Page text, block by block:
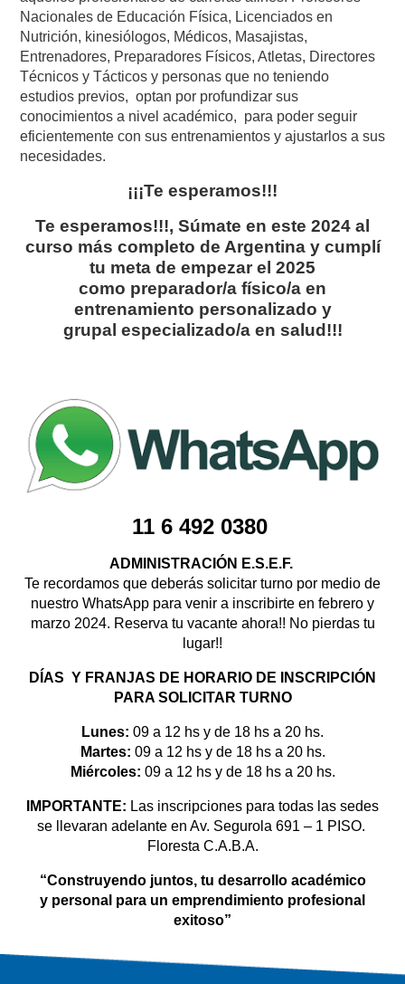
Nacionales de Educación Física, Licenciados en
Nutrición, kinesiólogos, Médicos, Masajistas,
Entrenadores, Preparadores Físicos, Atletas, Directores
Técnicos y Tácticos y personas que no teniendo
estudios previos, optan por profundizar sus
conocimientos a nivel académico, para poder seguir
eficientemente con sus entrenamientos y ajustarlos a sus
necesidades.
¡¡¡Te esperamos!!!
Te esperamos!!!, Súmate en este 2024 al
curso más completo de Argentina y cumplí
tu meta de empezar el 2025
como preparador/a físico/a en
entrenamiento personalizado y
grupal especializado/a en salud!!!
116 492 0380
ADMINISTRACIÓN E.S.E.F.
Te recordamos que deberás solicitar turno por medio de
nuestro WhatsApp para venir a inscribirte en febrero y
marzo 2024. Reserva tu vacante ahora!! No pierdas tu
lugar!!
DÍAS Y FRANJAS DE HORARIO DE INSCRIPCIÓN
PARA SOLICITAR TURNO
Lunes: 09 a 12 hs y de 18 hs a 20 hs.
Martes: 09 a 12 hs y de 18 hs a 20 hs.
Miércoles: 09 a 12 hs y de 18 hs a 20 hs.
IMPORTANTE: Las inscripciones para todas las sedes
se llevaran adelante en Av. Segurola 691 – 1 PISO.
Floresta C.A.B.A.
“Construyendo juntos, tu desarrollo académico
y personal para un emprendimiento profesional
exitoso”